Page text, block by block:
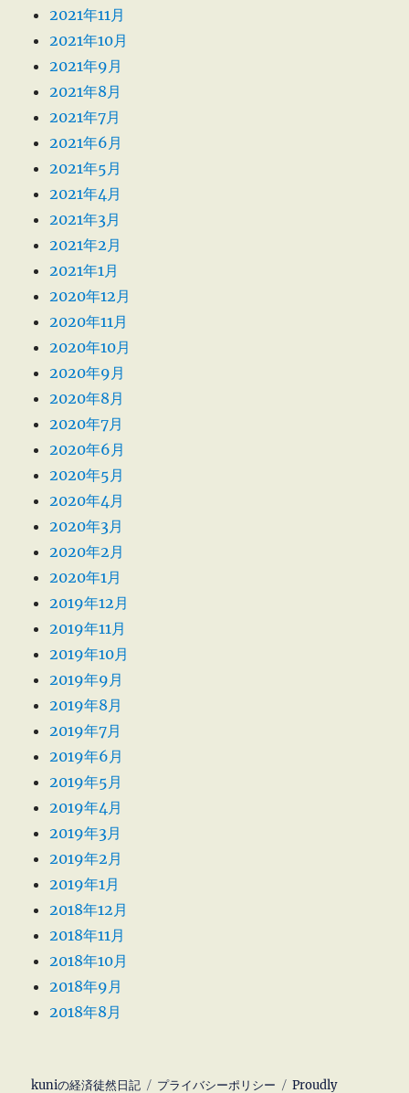
2021年11月
2021年10月
2021年9月
2021年8月
2021年7月
2021年6月
2021年5月
2021年4月
2021年3月
2021年2月
2021年1月
2020年12月
2020年11月
2020年10月
2020年9月
2020年8月
2020年7月
2020年6月
2020年5月
2020年4月
2020年3月
2020年2月
2020年1月
2019年12月
2019年11月
2019年10月
2019年9月
2019年8月
2019年7月
2019年6月
2019年5月
2019年4月
2019年3月
2019年2月
2019年1月
2018年12月
2018年11月
2018年10月
2018年9月
2018年8月
kuniの経済徒然日記 プライバシーポリシー Proudly